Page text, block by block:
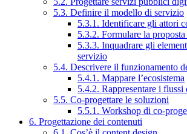
5.3. Definire il modello di servizio
5.3.1. Identificare gli attori
5.3.2. Formulare la
5.3.3. Inquadrare gli
servizio
5.4. Descrivere il funzionamento
5.4.1. Mappare l’ecosistema
5.4.2. Rappresentare i
5.5. Co-progettare le soluzioni
5.5.1. Workshop di co-
6. Progettazione dei contenuti